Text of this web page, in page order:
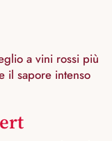
a vini rossi più
il sapore intenso